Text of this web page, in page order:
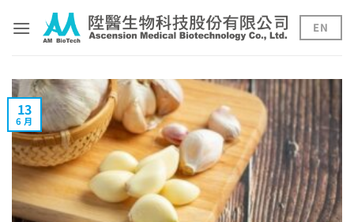
content
EN
13
6 月